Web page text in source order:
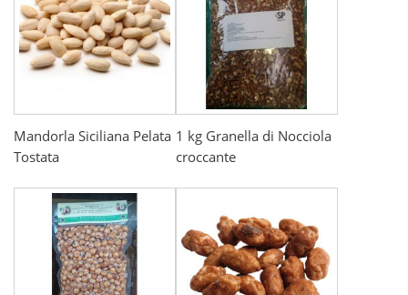
Mandorla Siciliana Pelata
Tostata
1 kg Granella di Nocciola
croccante